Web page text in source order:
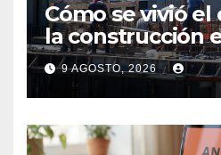
Cómo se vivió
la construcción
Maldonado, un
departamento
sector tiene sus
particularidades
9 AGOSTO, 2026